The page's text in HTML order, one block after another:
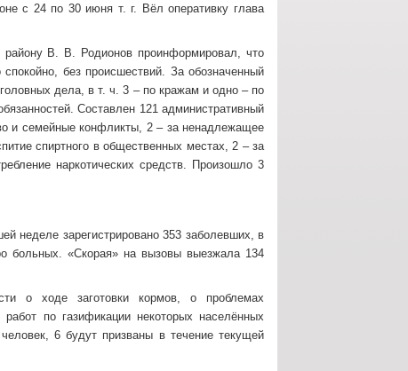
с 24 по 30 июня т. г. Вёл оперативку глава
В. В. Родионов проинформировал, что
без происшествий. За обозначенный
дела, в т. ч. 3 – по кражам и одно – по
Составлен 121 административный
и семейные конфликты, 2 – за ненадлежащее
спиртного в общественных местах, 2 – за
наркотических средств. Произошло 3
неделе зарегистрировано 353 заболевших, в
«Скорая» на вызовы выезжала 134
о ходе заготовки кормов, о проблемах
по газификации некоторых населённых
6 будут призваны в течение текущей